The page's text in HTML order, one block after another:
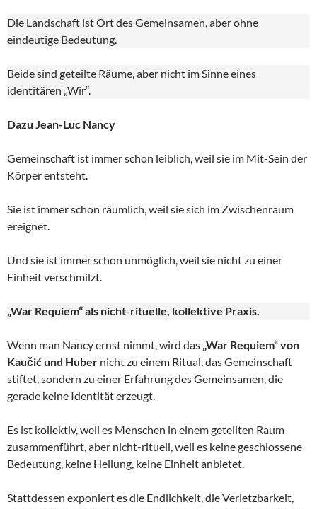
Die Landschaft ist Ort des Gemeinsamen, aber ohne
eindeutige Bedeutung.
Beide sind geteilte Räume, aber nicht im Sinne eines
identitären „Wir“.
Dazu Jean-Luc Nancy
Gemeinschaft ist immer schon leiblich, weil sie im Mit-Sein der
Körper entsteht.
Sie ist immer schon räumlich, weil sie sich im Zwischenraum
ereignet.
Und sie ist immer schon unmöglich, weil sie nicht zu einer
Einheit verschmilzt.
„War Requiem“ als nicht-rituelle, kollektive Praxis.
Wenn man Nancy ernst nimmt, wird das „War Requiem“ von
Kaučić und Huber nicht zu einem Ritual, das Gemeinschaft
stiftet, sondern zu einer Erfahrung des Gemeinsamen, die
gerade keine Identität erzeugt.
Es ist kollektiv, weil es Menschen in einem geteilten Raum
zusammenführt, aber nicht-rituell, weil es keine geschlossene
Bedeutung, keine Heilung, keine Einheit anbietet.
Stattdessen exponiert es die Endlichkeit, die Verletzbarkeit,